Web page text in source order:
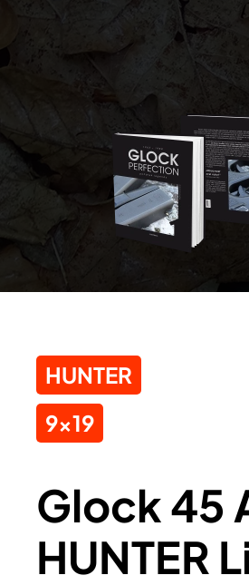
Skip to main content
HUNTER
9x19
Glock 45
HUNTER